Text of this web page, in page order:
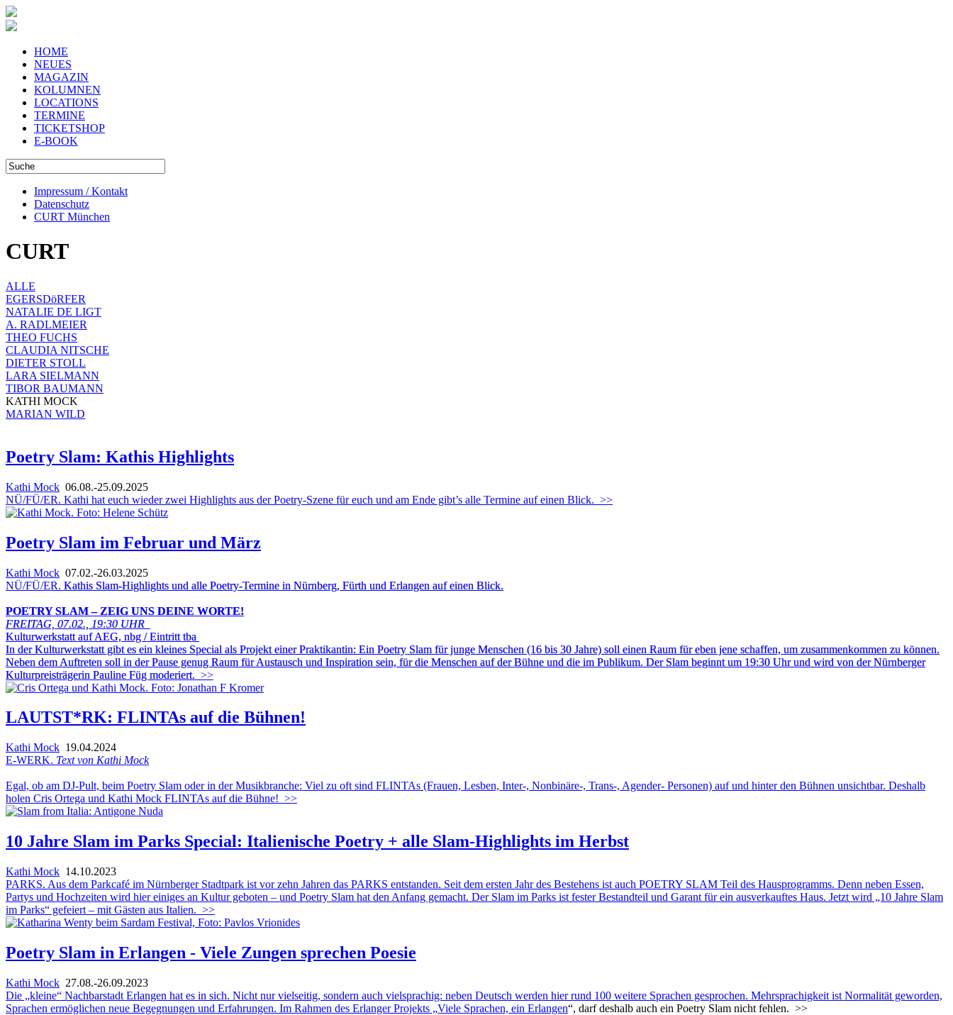
HOME
NEUES
MAGAZIN
KOLUMNEN
LOCATIONS
TERMINE
TICKETSHOP
E-BOOK
Impressum / Kontakt
Datenschutz
CURT München
CURT
ALLE
EGERSDöRFER
NATALIE DE LIGT
A. RADLMEIER
THEO FUCHS
CLAUDIA NITSCHE
DIETER STOLL
LARA SIELMANN
TIBOR BAUMANN
KATHI MOCK
MARIAN WILD
Poetry Slam: Kathis Highlights
Kathi Mock 06.08.-25.09.2025
NÜ/FÜ/ER. Kathi hat euch wieder zwei Highlights aus der Poetry-Szene für euch und am Ende gibt’s alle Termine auf einen Blick. >>
Poetry Slam im Februar und März
Kathi Mock 07.02.-26.03.2025
NÜ/FÜ/ER. Kathis Slam-Highlights und alle Poetry-Termine in Nürnberg, Fürth und Erlangen auf einen Blick.
POETRY SLAM – ZEIG UNS DEINE WORTE!
FREITAG, 07.02., 19:30 UHR
Kulturwerkstatt auf AEG, nbg / Eintritt tba
In der Kulturwerkstatt gibt es ein kleines Special als Projekt einer Praktikantin: Ein Poetry Slam für junge Menschen (16 bis 30 Jahre) soll einen Raum für eben jene schaffen, um zusammenkommen zu können.
Neben dem Auftreten soll in der Pause genug Raum für Austausch und Inspiration sein, für die Menschen auf der Bühne und die im Publikum. Der Slam beginnt um 19:30 Uhr und wird von der Nürnberger
Kulturpreisträgerin Pauline Füg moderiert. >>
LAUTST*RK: FLINTAs auf die Bühnen!
Kathi Mock 19.04.2024
E-WERK. Text von Kathi Mock
Egal, ob am DJ-Pult, beim Poetry Slam oder in der Musikbranche: Viel zu oft sind FLINTAs (Frauen, Lesben, Inter-, Nonbinäre-, Trans-, Agender- Personen) auf und hinter den Bühnen unsichtbar. Deshalb
holen Cris Ortega und Kathi Mock FLINTAs auf die Bühne! >>
10 Jahre Slam im Parks Special: Italienische Poetry + alle Slam-Highlights im Herbst
Kathi Mock 14.10.2023
PARKS. Aus dem Parkcafé im Nürnberger Stadtpark ist vor zehn Jahren das PARKS entstanden. Seit dem ersten Jahr des Bestehens ist auch POETRY SLAM Teil des Hausprogramms. Denn neben Essen,
Partys und Hochzeiten wird hier einiges an Kultur geboten – und Poetry Slam hat den Anfang gemacht. Der Slam im Parks ist fester Bestandteil und Garant für ein ausverkauftes Haus. Jetzt wird „10 Jahre Slam
im Parks“ gefeiert – mit Gästen aus Italien. >>
Poetry Slam in Erlangen - Viele Zungen sprechen Poesie
Kathi Mock 27.08.-26.09.2023
Die „kleine“ Nachbarstadt Erlangen hat es in sich. Nicht nur vielseitig, sondern auch vielsprachig: neben Deutsch werden hier rund 100 weitere Sprachen gesprochen. Mehrsprachigkeit ist Normalität geworden,
Sprachen ermöglichen neue Begegnungen und Erfahrungen. Im Rahmen des Erlanger Projekts „Viele Sprachen, ein Erlangen“, darf deshalb auch ein Poetry Slam nicht fehlen. >>